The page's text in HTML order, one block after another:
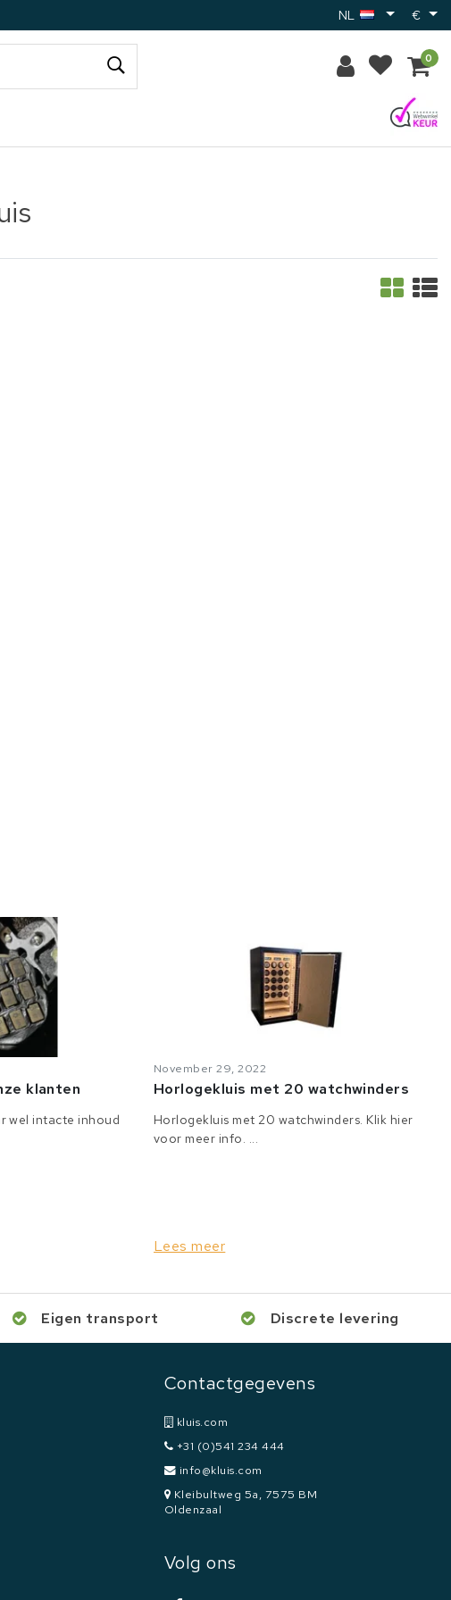
NL €
0
klanten
wel intacte inhoud
November 29, 2022
Horlogekluis met 20 watchwinders
Horlogekluis met 20 watchwinders. Klik hier
voor meer info. ...
Lees meer
Eigen transport Discrete levering
Contactgegevens
kluis.com
+31 (0)541 234 444
info@kluis.com
Kleibultweg 5a, 7575 BM
Oldenzaal
Volg ons